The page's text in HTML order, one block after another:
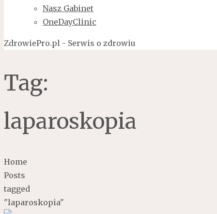
Nasz Gabinet
OneDayClinic
ZdrowiePro.pl - Serwis o zdrowiu
Tag:
laparoskopia
Home
Posts
tagged
"laparoskopia"